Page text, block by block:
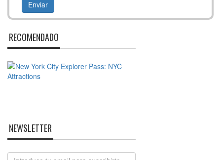
RECOMENDADO
NEWSLETTER
Email